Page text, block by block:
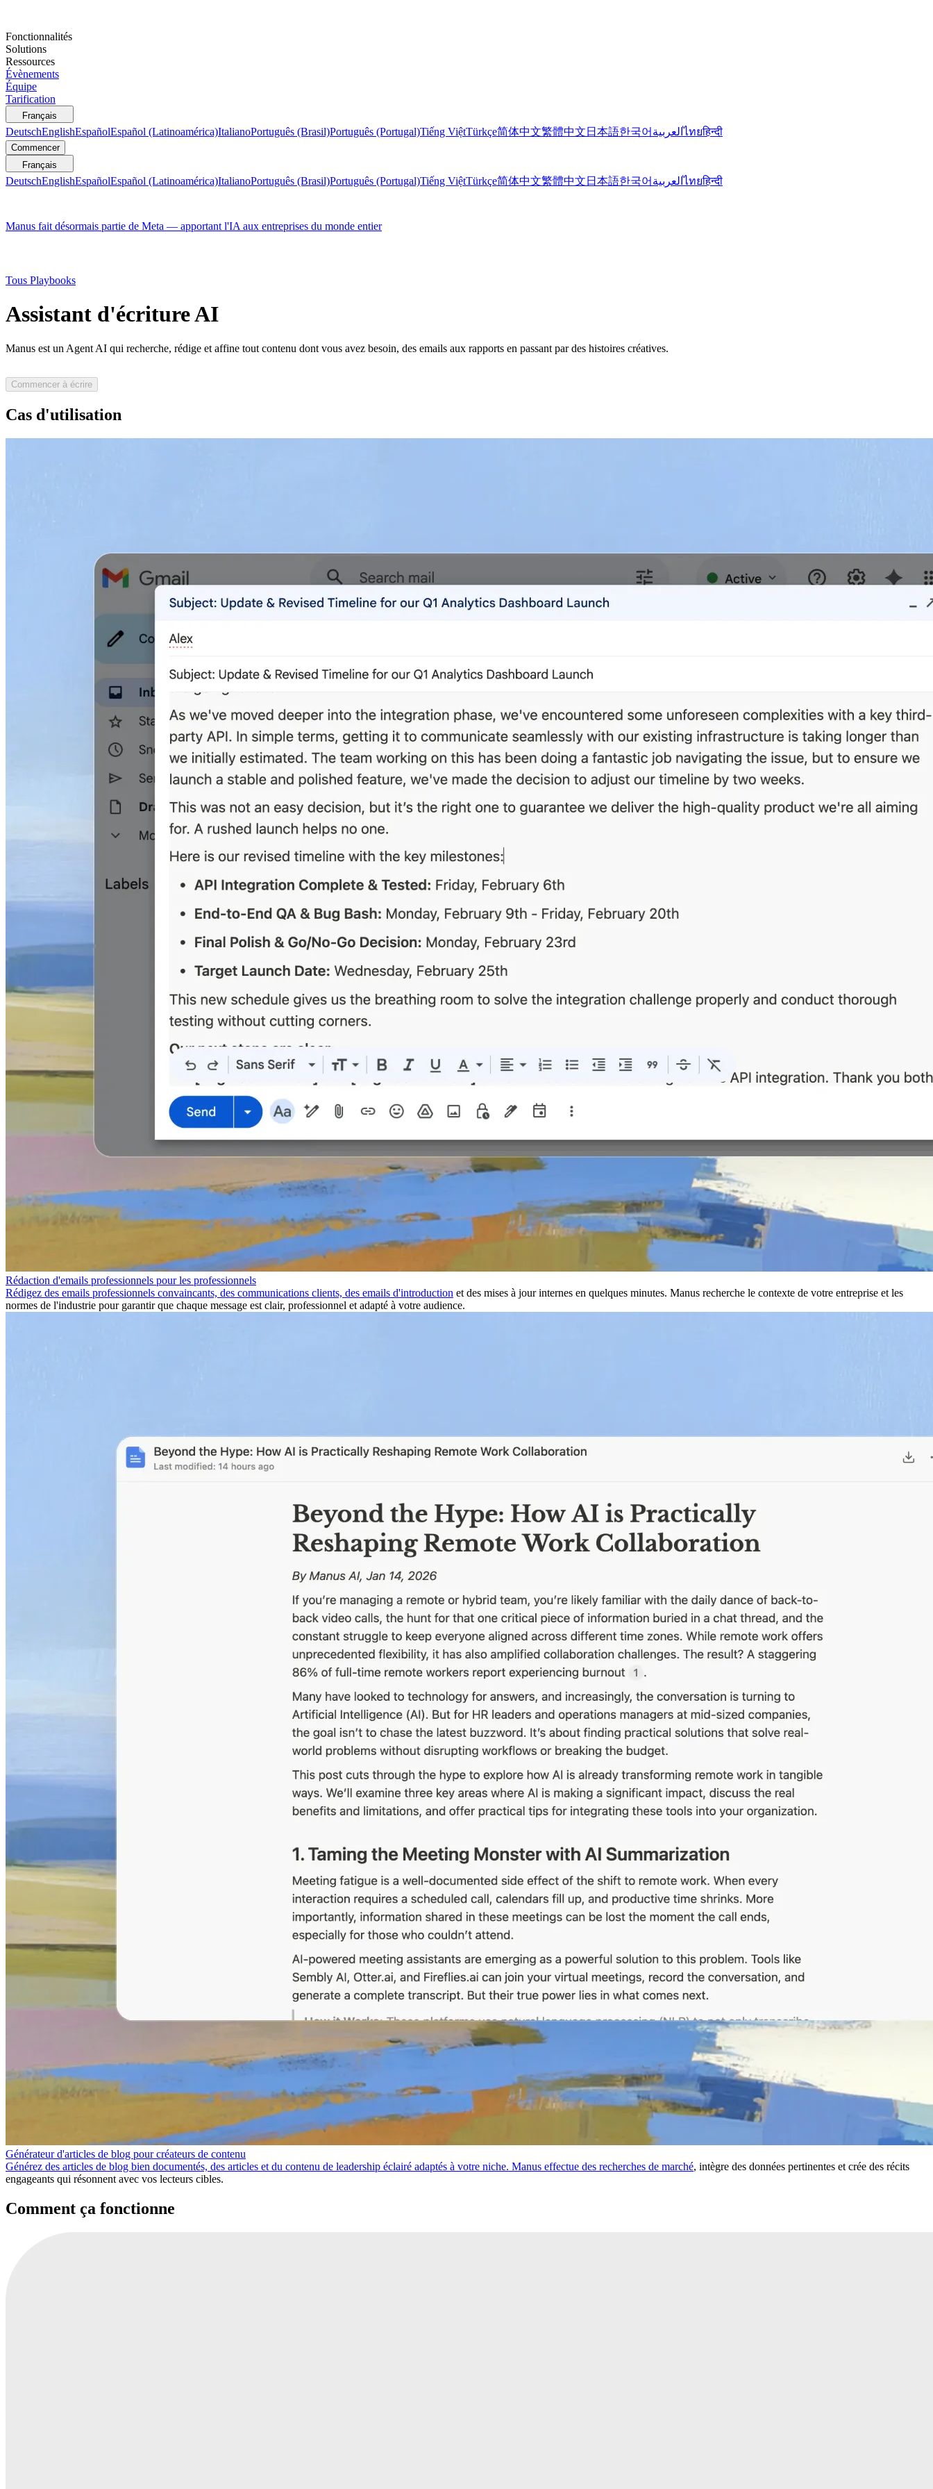
Fonctionnalités
Solutions
Ressources
Évènements
Équipe
Tarification
Français
DeutschEnglishEspañolEspañol (Latinoamérica)ItalianoPortuguês (Brasil)Português (Portugal)Tiếng ViệtTürkçe简体中文繁體中文 日本語한국어 العربيةไทยहिन्दी
Commencer
Français
DeutschEnglishEspañolEspañol (Latinoamérica)ItalianoPortuguês (Brasil)Português (Portugal)Tiếng ViệtTürkçe简体中文繁體中文 日本語한국어 العربيةไทยहिन्दी
Manus fait désormais partie de Meta — apportant l'IA aux entreprises du monde entier
Tous Playbooks
Assistant d'écriture AI
Manus est un Agent AI qui recherche, rédige et affine tout contenu dont vous avez besoin, des emails aux rapports en passant par des histoires créatives.
Commencer à écrire
Cas d'utilisation
Rédaction d'emails professionnels pour les professionnels
Rédigez des emails professionnels convaincants, des communications clients, des emails d'introduction et des mises à jour internes en quelques minutes. Manus recherche le contexte de votre entreprise et les
normes de l'industrie pour garantir que chaque message est clair, professionnel et adapté à votre audience.
Générateur d'articles de blog pour créateurs de contenu
Générez des articles de blog bien documentés, des articles et du contenu de leadership éclairé adaptés à votre niche. Manus effectue des recherches de marché, intègre des données pertinentes et crée des récits
engageants qui résonnent avec vos lecteurs cibles.
Comment ça fonctionne